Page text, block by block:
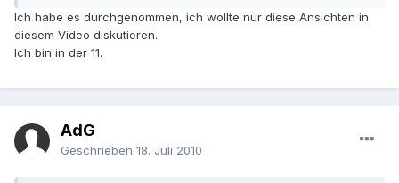
Ich habe es durchgenommen, ich wollte nur diese Ansichten in
diesem Video diskutieren.
Ich bin in der 11.
AdG
Geschrieben 18. Juli 2010